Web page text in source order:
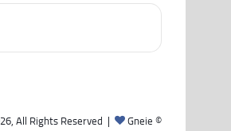
© Copyright 2026, All Rights Reserved |
Gneie